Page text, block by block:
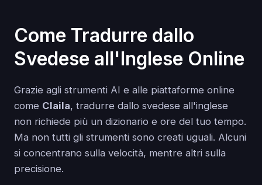
Come Tradurre dallo
Svedese all'Inglese Online
Grazie agli strumenti AI e alle piattaforme online
come Claila, tradurre dallo svedese all'inglese
non richiede più un dizionario e ore del tuo tempo.
Ma non tutti gli strumenti sono creati uguali. Alcuni
si concentrano sulla velocità, mentre altri sulla
precisione.